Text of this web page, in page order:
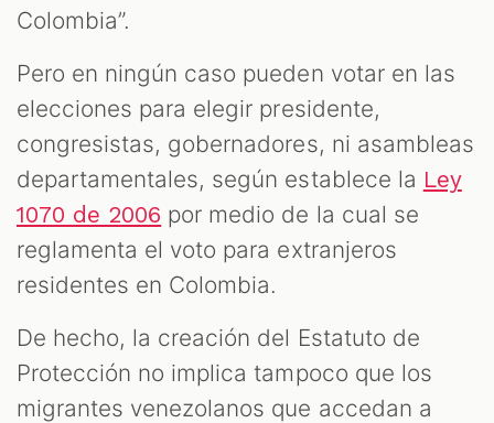
Colombia”.
Pero en ningún caso pueden votar en las
elecciones para elegir presidente,
congresistas, gobernadores, ni asambleas
departamentales, según establece la Ley
1070 de 2006 por medio de la cual se
reglamenta el voto para extranjeros
residentes en Colombia.
De hecho, la creación del Estatuto de
Protección no implica tampoco que los
migrantes venezolanos que accedan a